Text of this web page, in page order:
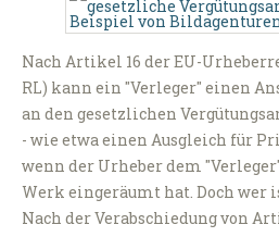
Nach Artikel 16 der EU-
RL) kann ein "Verleger" einen
an den gesetzlichen
- wie etwa einen Ausgleich für
wenn der Urheber dem
Werk eingeräumt hat. Doch wer
Nach der Verabschiedung von